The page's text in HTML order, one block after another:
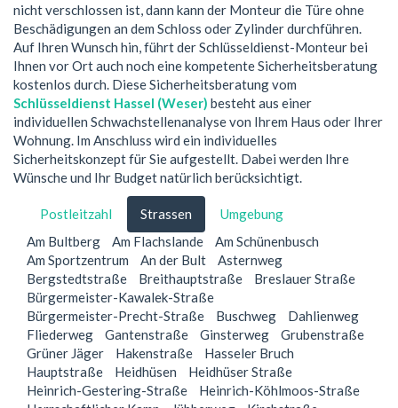
nicht verschlossen ist, dann kann der Monteur die Türe ohne
Beschädigungen an dem Schloss oder Zylinder durchführen.
Auf Ihren Wunsch hin, führt der Schlüsseldienst-Monteur bei
Ihnen vor Ort auch noch eine kompetente Sicherheitsberatung
kostenlos durch. Diese Sicherheitsberatung vom
Schlüsseldienst Hassel (Weser) besteht aus einer
individuellen Schwachstellenanalyse von Ihrem Haus oder Ihrer
Wohnung. Im Anschluss wird ein individuelles
Sicherheitskonzept für Sie aufgestellt. Dabei werden Ihre
Wünsche und Ihr Budget natürlich berücksichtigt.
Postleitzahl Strassen
Umgebung
Am Bultberg
Am Flachslande
Am Schünenbusch
Am Sportzentrum
An der Bult
Asternweg
Bergstedtstraße
Breithauptstraße
Breslauer Straße
Bürgermeister-Kawalek-Straße
Bürgermeister-Precht-Straße
Buschweg
Dahlienweg
Fliederweg
Gantenstraße Ginsterweg
Grubenstraße
Grüner Jäger
Hakenstraße
Hasseler Bruch
Hauptstraße
Heidhüsen
Heidhüser Straße
Heinrich-Gestering-Straße
Heinrich-Köhlmoos-Straße